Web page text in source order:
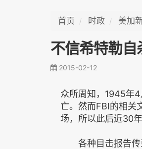
首页 时政 美加
不信希特勒
2015-02-12
众所周知，1945年
亡。然而FBI的相关
场，所以此后近30
各种目击报告传